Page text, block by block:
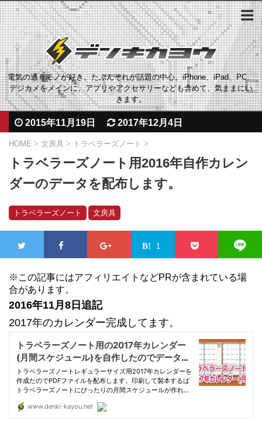
電気の通うモノが好き。たぶんそれが話題の中心。iPhone、iPad、PC、
デジカメをメインに、アプリやアクセサリーなども含めて、気ままにい
きます。
2015年11月19日 2017年12月4日
HOME > 文房具 > トラベラーズノート >
トラベラーズノート用2016年自作カレン
ダーのデータを配布します。
トラベラーズノート 文房具
1
※この記事にはアフィリエイトなどPRが含まれている場
合があります。
2016年11月8日追記
2017年のカレンダー完成してます。